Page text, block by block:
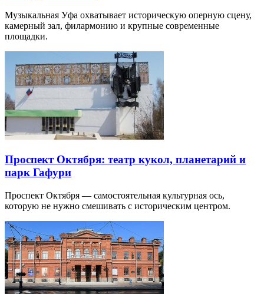
Музыкальная Уфа охватывает историческую оперную сцену,
камерный зал, филармонию и крупные современные
площадки.
Проспект Октября: театр кукол, планетарий и
парк Гафури
Проспект Октября — самостоятельная культурная ось,
которую не нужно смешивать с историческим центром.